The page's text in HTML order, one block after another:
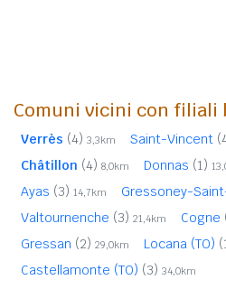
Comuni vicini con filiali
Verrès (4) 3,3km Saint-Vincent
Châtillon (4) 8,0km Donnas (1)
Ayas (3) 14,7km Gressoney-
Valtournenche (3) 21,4km Cogne
Gressan (2) 29,0km Locana (TO)
Castellamonte (TO) (3) 34,0km